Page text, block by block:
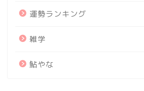
運勢ランキング
雑学
鮎やな